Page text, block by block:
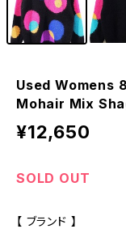
Used Womens
Mohair Mix
¥12,650
SOLD OUT
【 ブランド 】